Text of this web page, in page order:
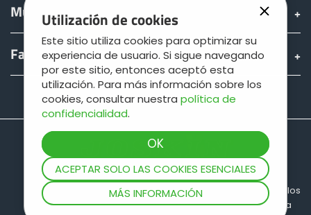
Utilización de cookies
Este sitio utiliza cookies para optimizar su
experiencia de usuario. Si sigue navegando
por este sitio, entonces aceptó esta
utilización. Para más información sobre los
cookies, consultar nuestra política de
confidencialidad.
ACEPTAR SOLO LAS COOKIES ESENCIALES
MÁS INFORMACIÓN
Slovenija
Lietuvių kalba
Česká republika
Srpski
Mundo JOSKIN
Fan shop
Teamviewer
Sitio map Informaciones legales
Protección de los
datos
Condiciones generales de venta